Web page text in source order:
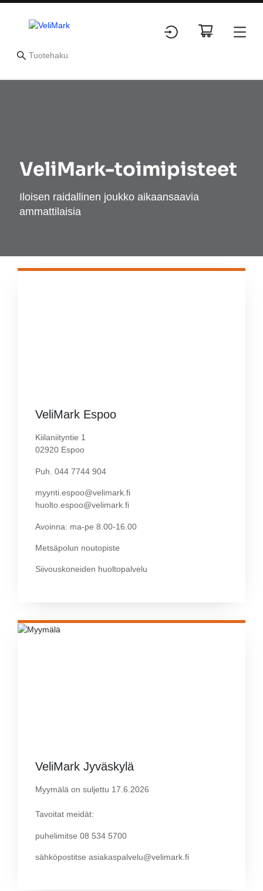
VeliMark-toimipisteet
Iloisen raidallinen joukko aikaansaavia
ammattilaisia
VeliMark Espoo
Kiilaniityntie 1
02920 Espoo
Puh. 044 7744 904
myynti.espoo@velimark.fi
huolto.espoo@velimark.fi
Avoinna: ma-pe 8.00-16.00
Metsäpolun noutopiste
Siivouskoneiden huoltopalvelu
VeliMark Jyväskylä
Myymälä on suljettu 17.6.2026
Tavoitat meidät:
puhelimitse 08 534 5700
sähköpostitse asiakaspalvelu@velimark.fi